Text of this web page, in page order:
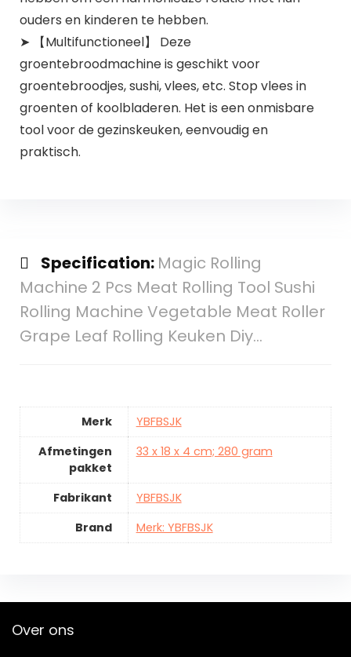
ouders en kinderen te hebben.
➤ 【Multifunctioneel】 Deze
groentebroodmachine is geschikt voor
groentebroodjes, sushi, vlees, etc. Stop vlees in
groenten of koolbladeren. Het is een onmisbare
tool voor de gezinskeuken, eenvoudig en
praktisch.
Specification: Magic Rolling
Machine 2 Pcs Meat Rolling Tool Sushi
Rolling Machine Vegetable Meat Roller
Grape Leaf Rolling Keuken Diy…
Merk
YBFBSJK
Afmetingen
pakket
33 x 18 x 4 cm; 280 gram
Fabrikant
YBFBSJK
Brand
Merk: YBFBSJK
Over ons